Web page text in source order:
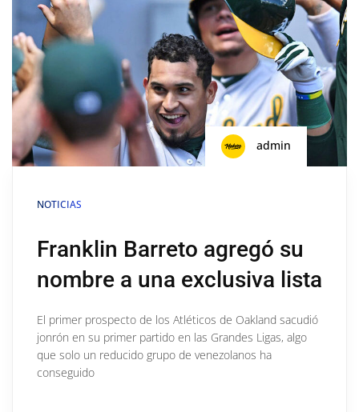
admin
NOTICIAS
Franklin Barreto agregó su
nombre a una exclusiva lista
El primer prospecto de los Atléticos de Oakland sacudió
jonrón en su primer partido en las Grandes Ligas, algo
que solo un reducido grupo de venezolanos ha
conseguido